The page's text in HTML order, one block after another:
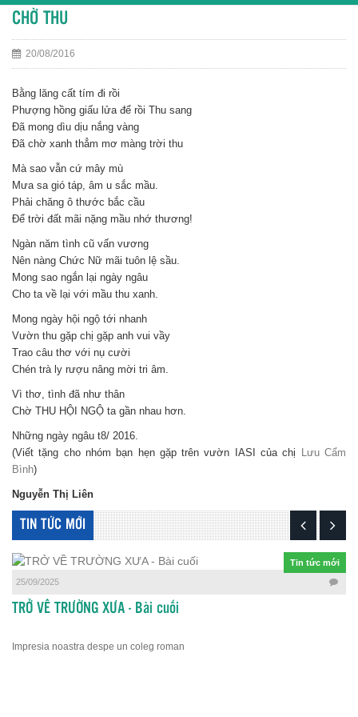
CHỜ THU
20/08/2016
Bằng lăng cất tím đi rồi
Phượng hồng giấu lửa để rồi Thu sang
Đã mong dìu dịu nắng vàng
Đã chờ xanh thẳm mơ màng trời thu
Mà sao vẫn cứ mây mù
Mưa sa gió táp, âm u sắc mầu.
Phải chăng ô thước bắc cầu
Để trời đất mãi nặng mầu nhớ thương!
Ngàn năm tình cũ vấn vương
Nên nàng Chức Nữ mãi tuôn lệ sầu.
Mong sao ngắn lại ngày ngâu
Cho ta về lại với mầu thu xanh.
Mong ngày hội ngộ tới nhanh
Vườn thu gặp chị gặp anh vui vầy
Trao câu thơ với nụ cười
Chén trà ly rượu nâng mời tri âm.
Vì thơ, tình đã như thân
Chờ THU HỘI NGỘ ta gần nhau hơn.
Những ngày ngâu t8/ 2016.
(Viết tặng cho nhóm bạn hẹn gặp trên vườn IASI của chị
Lưu Cẩm
Bình)
Nguyễn Thị Liên
TIN TỨC MỚI
Tin tức mới
25/09/2025
TRỞ VỀ TRƯỜNG XƯA - Bài cuối
Impresia noastra despe un coleg roman